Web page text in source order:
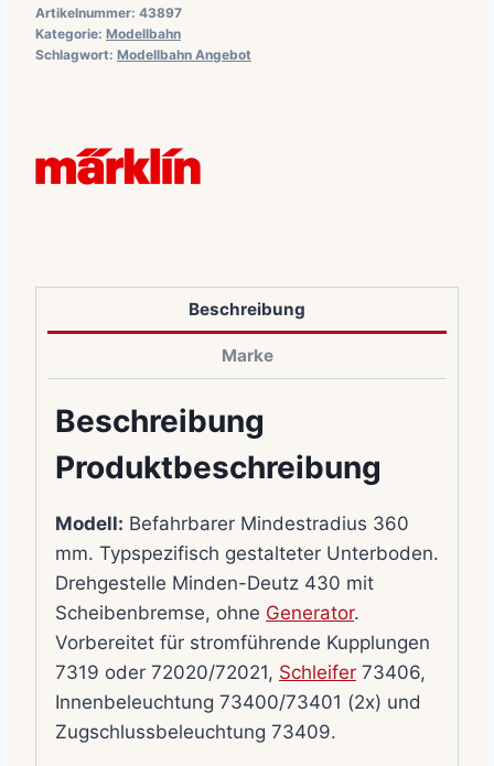
Artikelnummer: 43897
Kategorie: Modellbahn
Schlagwort: Modellbahn Angebot
Beschreibung
Marke
Beschreibung
Produktbeschreibung
Modell: Befahrbarer Mindestradius 360
mm. Typspezifisch gestalteter Unterboden.
Drehgestelle Minden-Deutz 430 mit
Scheibenbremse, ohne Generator.
Vorbereitet für stromführende Kupplungen
7319 oder 72020/72021, Schleifer 73406,
Innenbeleuchtung 73400/73401 (2x) und
Zugschlussbeleuchtung 73409.